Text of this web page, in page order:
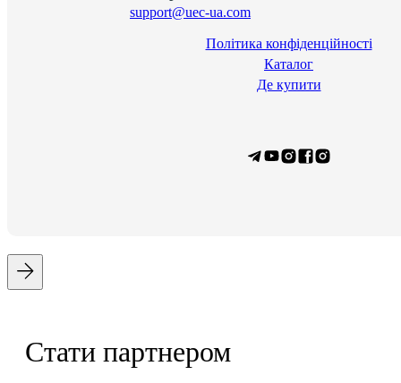
support@uec-ua.com
Політика конфіденційності
Каталог
Де купити
Стати партнером